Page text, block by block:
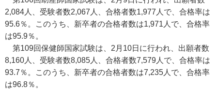
2,084人、受験者数2,067人、合格者数1,977人で、合格率は
95.6％。このうち、新卒者の合格者数は1,971人で、合格率
は95.9％。
第109回保健師国家試験は、2月10日に行われ、出願者数
8,160人、受験者数8,085人、合格者数7,579人で、合格率は
93.7％。このうち、新卒者の合格者数は7,235人で、合格率
は96.8％。